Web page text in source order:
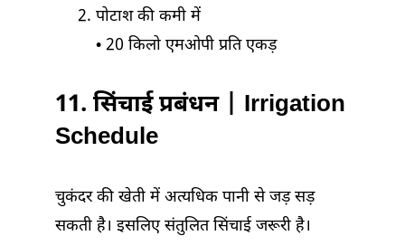
पोटाश की कमी में
• 20 किलो एमओपी प्रति एकड़
11. सिंचाई प्रबंधन | Irrigation
Schedule
चुकंदर की खेती में अत्यधिक पानी से जड़ सड़
सकती है। इसलिए संतुलित सिंचाई जरूरी है।